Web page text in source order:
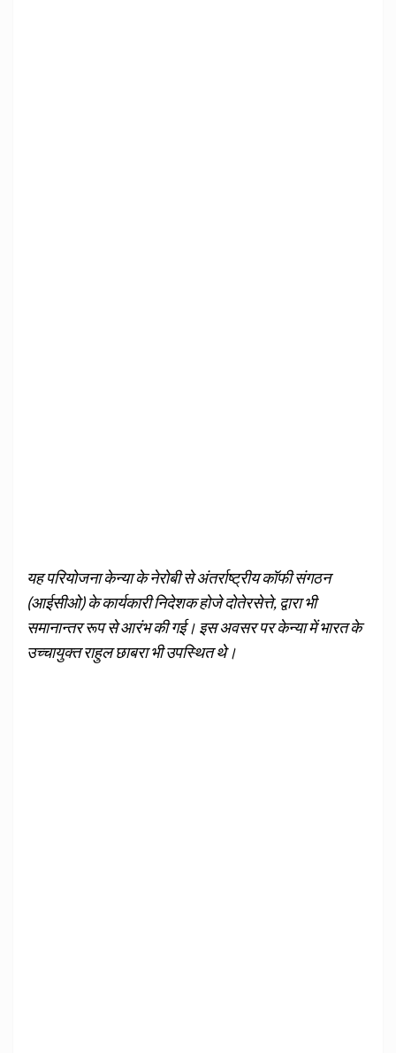
यह परियोजना केन्या के नेरोबी से अंतर्राष्ट्रीय कॉफी संगठन
(आईसीओ) के कार्यकारी निदेशक होजे दोतेरसेत्ते, द्वारा भी
समानान्तर रूप से आरंभ की गई। इस अवसर पर केन्या में भारत के
उच्चायुक्त राहुल छाबरा भी उपस्थित थे।